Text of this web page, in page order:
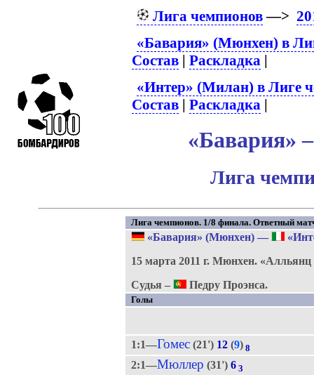
Лига чемпионов—>
«Бавария» (Мюнхен) в
Состав |Раскладка |
«Интер» (Милан) в Лиге
Состав |Раскладка |
«Бавария»
Лига
Лига чемпионов. 1/8 финала. Ответный
«Бавария» (Мюнхен)—
15 марта 2011 г. Мюнхен.
Судья –
Педру Проэнса.
Голы
1:1—Гомес(21') 12(9) 8
2:1—Мюллер (31') 6 3